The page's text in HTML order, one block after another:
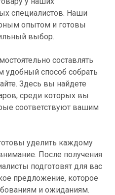
специалистов. Наши
опытом и готовы
выбор.
составлять
удобный способ собрать
Здесь вы найдете
среди которых вы
соответствуют вашим
уделить каждому
После получения
подготовят для вас
предложение, которое
и ожиданиям.